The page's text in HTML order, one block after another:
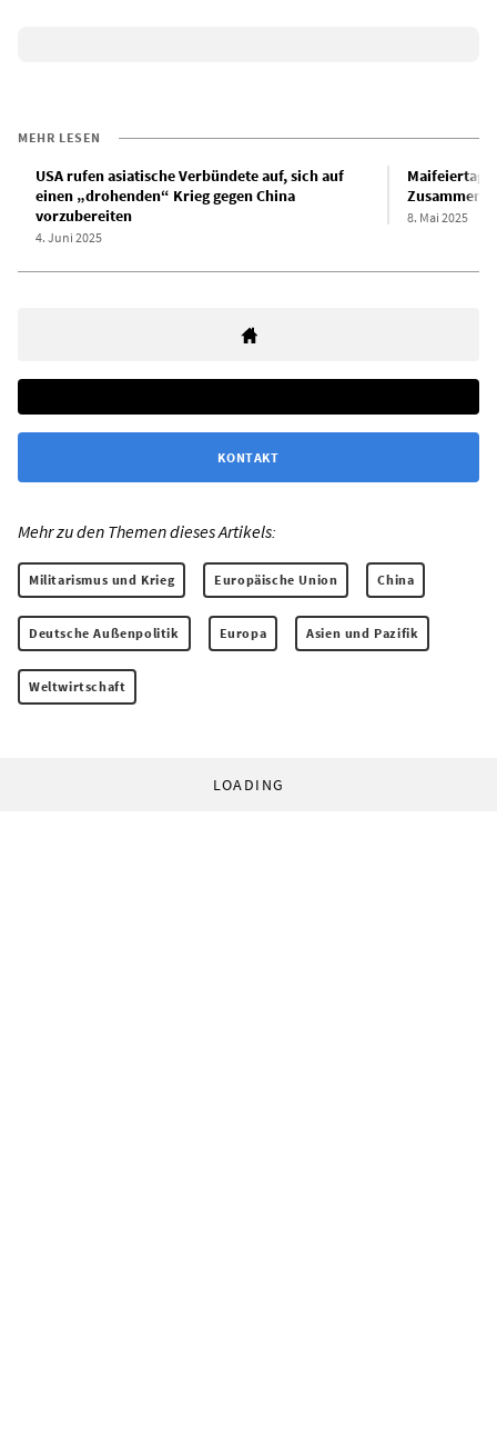
MEHR LESEN
USA rufen asiatische Verbündete auf, sich auf
einen „drohenden“ Krieg gegen China
vorzubereiten
4. Juni 2025
Maifeiertag
8. Mai 2025
KONTAKT
Mehr zu den Themen dieses Artikels:
Militarismus und Krieg Europäische Union China
Deutsche Außenpolitik Europa Asien und Pazifik
Weltwirtschaft
LOADING